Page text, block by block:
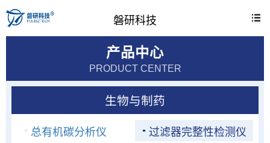
磐研科技
产品中心
PRODUCT CENTER
生物与制药
总有机碳分析仪
过滤器完整性检测仪